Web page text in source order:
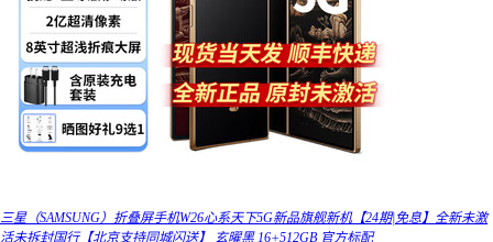
三星（SAMSUNG）折叠屏手机W26心系天下5G新品旗舰新机【24期|免息】全新未激
活未拆封国行【北京支持同城闪送】 玄曜黑 16+512GB 官方标配